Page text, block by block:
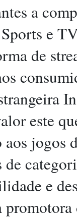
a
e
de
este
aos
de
e